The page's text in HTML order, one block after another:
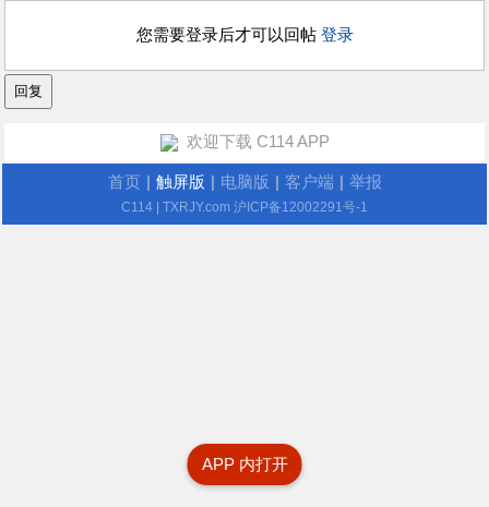
您需要登录后才可以回帖 登录
APP 内打开
欢迎下载 C114 APP
首页 触屏版 电脑版 客户端 举报
C114 | TXRJY.com 沪ICP备12002291号-1